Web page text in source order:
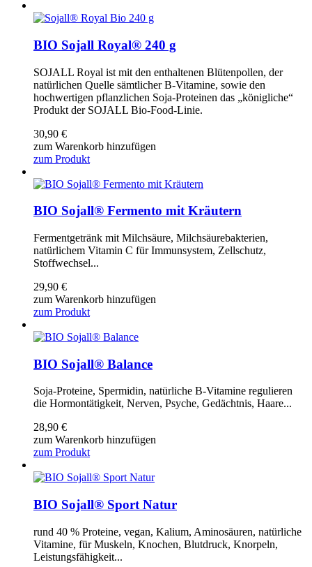
BIO Sojall Royal® 240 g
SOJALL Royal ist mit den enthaltenen Blütenpollen, der
natürlichen Quelle sämtlicher B-Vitamine, sowie den
hochwertigen pflanzlichen Soja-Proteinen das „königliche“
Produkt der SOJALL Bio-Food-Linie.
30,90 €
zum Warenkorb hinzufügen
zum Produkt
BIO Sojall® Fermento mit Kräutern
Fermentgetränk mit Milchsäure, Milchsäurebakterien,
natürlichem Vitamin C für Immunsystem, Zellschutz,
Stoffwechsel...
29,90 €
zum Warenkorb hinzufügen
zum Produkt
BIO Sojall® Balance
Soja-Proteine, Spermidin, natürliche B-Vitamine regulieren
die Hormontätigkeit, Nerven, Psyche, Gedächtnis, Haare...
28,90 €
zum Warenkorb hinzufügen
zum Produkt
BIO Sojall® Sport Natur
rund 40 % Proteine, vegan, Kalium, Aminosäuren, natürliche
Vitamine, für Muskeln, Knochen, Blutdruck, Knorpeln,
Leistungsfähigkeit...